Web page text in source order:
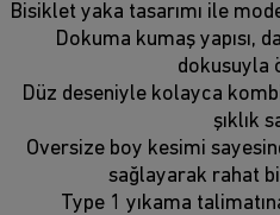
Bisiklet yaka tasarımı ile
Dokuma kumaş yapısı,
dokusuyla
Düz deseniyle kolayca
şıklık
Oversize boy kesimi
sağlayarak rahat
Type 1 yıkama